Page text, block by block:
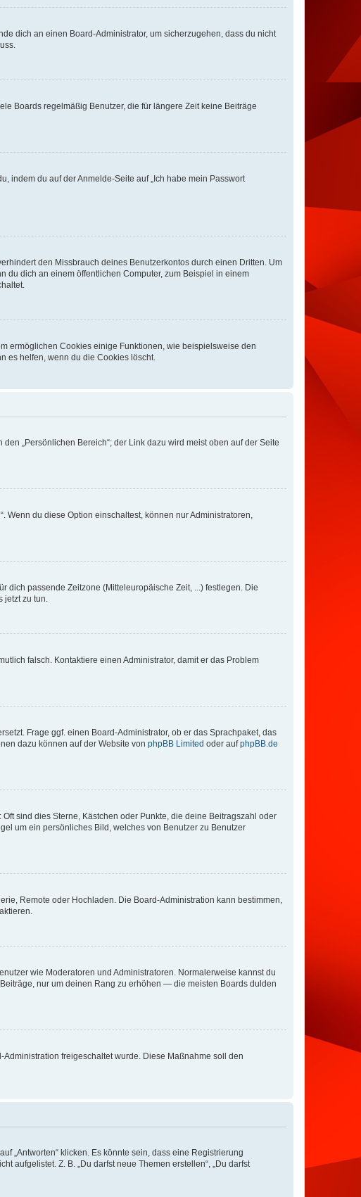
dich an einen Board-Administrator, um sicherzugehen, dass du nicht
Boards regelmäßig Benutzer, die für längere Zeit keine Beiträge
indem du auf der Anmelde-Seite auf „Ich habe mein Passwort
den Missbrauch deines Benutzerkontos durch einen Dritten. Um
du dich an einem öffentlichen Computer, zum Beispiel in einem
ermöglichen Cookies einige Funktionen, wie beispielsweise den
es helfen, wenn du die Cookies löscht.
„Persönlichen Bereich“; der Link dazu wird meist oben auf der Seite
Wenn du diese Option einschaltest, können nur Administratoren,
dich passende Zeitzone (Mitteleuropäische Zeit, ...) festlegen. Die
jetzt zu tun.
falsch. Kontaktiere einen Administrator, damit er das Problem
Frage ggf. einen Board-Administrator, ob er das Sprachpaket, das
dazu können auf der Website von phpBB Limited oder aufphpBB.de
sind dies Sterne, Kästchen oder Punkte, die deine Beitragszahl oder
um ein persönliches Bild, welches von Benutzer zu Benutzer
Remote oder Hochladen. Die Board-Administration kann bestimmen,
wie Moderatoren und Administratoren. Normalerweise kannst du
nur um deinen Rang zu erhöhen — die meisten Boards dulden
freigeschaltet wurde. Diese Maßnahme soll den
„Antworten“ klicken. Es könnte sein, dass eine Registrierung
aufgelistet. Z. B. „Du darfst neue Themen erstellen“, „Du darfst